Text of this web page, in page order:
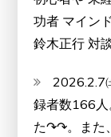
功者 マイン
鈴木正行 対
2026.2.7
録者数166
た↷↷。また